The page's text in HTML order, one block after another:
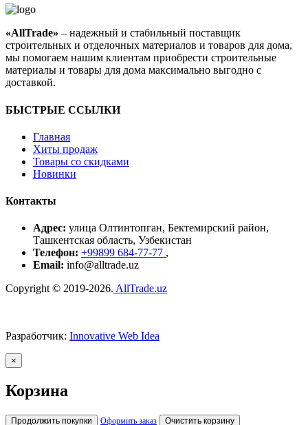
«AllTrade» – надежный и стабильный поставщик
строительных и отделочных материалов и товаров для дома,
мы помогаем нашим клиентам приобрести строительные
материалы и товары для дома максимально выгодно с
доставкой.
БЫСТРЫЕ ССЫЛКИ
Главная
Хиты продаж
Товары со скидками
Новинки
Контакты
Адрес: улица Олтинтопган, Бектемирский район,
Ташкентская область, Узбекистан
Телефон: +99899 684-77-77 ,
Email: info@alltrade.uz
Copyright © 2019-2026. AllTrade.uz
Разработчик: Innovative Web Idea
×
Корзина
Продолжить покупки Оформить заказ Очистить корзину